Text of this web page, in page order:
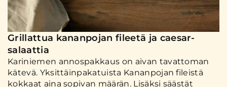
Grillattua kananpojan fileetä ja caesar-
salaattia
Kariniemen annospakkaus on aivan tavattoman
kätevä. Yksittäinpakatuista Kananpojan fileistä
kokkaat aina sopivan määrän. Lisäksi säästät